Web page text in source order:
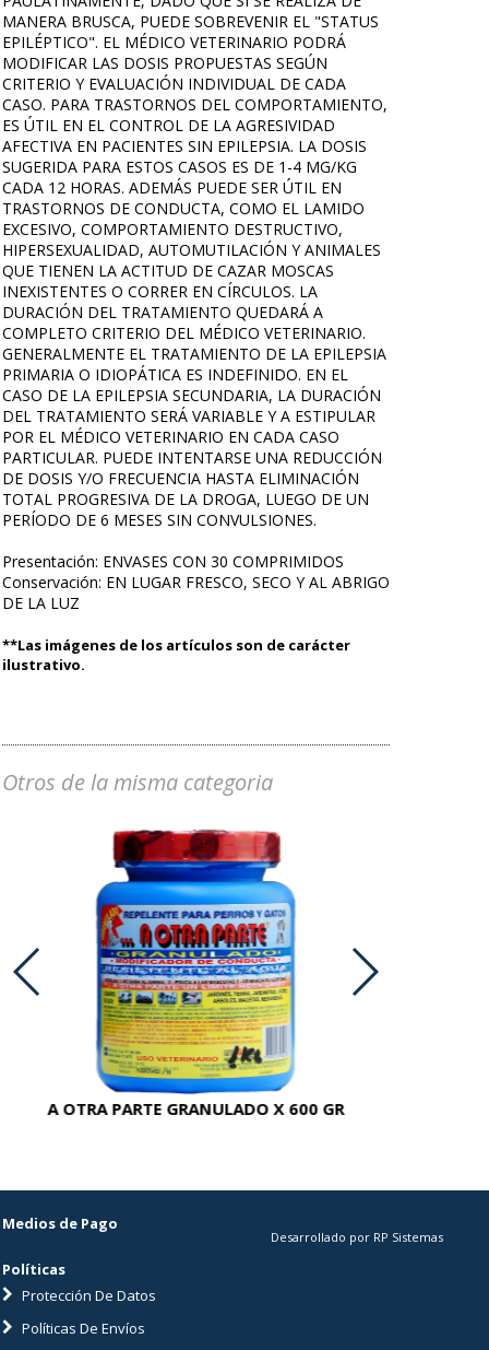
MANERA BRUSCA, PUEDE SOBREVENIR EL "STATUS
EPILÉPTICO". EL MÉDICO VETERINARIO PODRÁ
MODIFICAR LAS DOSIS PROPUESTAS SEGÚN
CRITERIO Y EVALUACIÓN INDIVIDUAL DE CADA
CASO. PARA TRASTORNOS DEL COMPORTAMIENTO,
ES ÚTIL EN EL CONTROL DE LA AGRESIVIDAD
AFECTIVA EN PACIENTES SIN EPILEPSIA. LA DOSIS
SUGERIDA PARA ESTOS CASOS ES DE 1-4 MG/KG
CADA 12 HORAS. ADEMÁS PUEDE SER ÚTIL EN
TRASTORNOS DE CONDUCTA, COMO EL LAMIDO
EXCESIVO, COMPORTAMIENTO DESTRUCTIVO,
HIPERSEXUALIDAD, AUTOMUTILACIÓN Y ANIMALES
QUE TIENEN LA ACTITUD DE CAZAR MOSCAS
INEXISTENTES O CORRER EN CÍRCULOS. LA
DURACIÓN DEL TRATAMIENTO QUEDARÁ A
COMPLETO CRITERIO DEL MÉDICO VETERINARIO.
GENERALMENTE EL TRATAMIENTO DE LA EPILEPSIA
PRIMARIA O IDIOPÁTICA ES INDEFINIDO. EN EL
CASO DE LA EPILEPSIA SECUNDARIA, LA DURACIÓN
DEL TRATAMIENTO SERÁ VARIABLE Y A ESTIPULAR
POR EL MÉDICO VETERINARIO EN CADA CASO
PARTICULAR. PUEDE INTENTARSE UNA REDUCCIÓN
DE DOSIS Y/O FRECUENCIA HASTA ELIMINACIÓN
TOTAL PROGRESIVA DE LA DROGA, LUEGO DE UN
PERÍODO DE 6 MESES SIN CONVULSIONES.
Presentación: ENVASES CON 30 COMPRIMIDOS
Conservación: EN LUGAR FRESCO, SECO Y AL ABRIGO
DE LA LUZ
**Las imágenes de los artículos son de carácter
ilustrativo.
Otros de la misma categoria
A OTRA PARTE GRANULADO X 600 GR
Medios de Pago
Políticas
Protección De Datos
Políticas De Envíos
Desarrollado por RP Sistemas